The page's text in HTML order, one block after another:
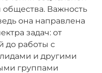
общества. Важность
она направлена
задач: от
до работы с
и другими
группами